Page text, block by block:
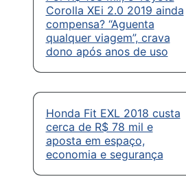
Corolla XEi 2.0 2019 ainda
compensa? “Aguenta
qualquer viagem”, crava
dono após anos de uso
Honda Fit EXL 2018 custa
cerca de R$ 78 mil e
aposta em espaço,
economia e segurança